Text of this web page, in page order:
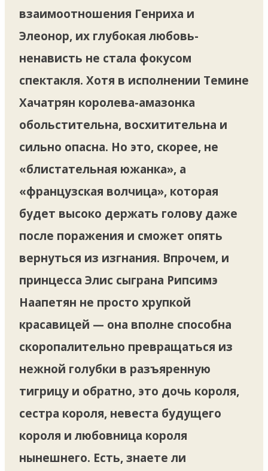
взаимоотношения Генриха и
Элеонор, их глубокая любовь-
ненависть не стала фокусом
спектакля. Хотя в исполнении Темине
Хачатрян королева-амазонка
обольстительна, восхитительна и
сильно опасна. Но это, скорее, не
«блистательная южанка», а
«французская волчица», которая
будет высоко держать голову даже
после поражения и сможет опять
вернуться из изгнания. Впрочем, и
принцесса Элис сыграна Рипсимэ
Наапетян не просто хрупкой
красавицей — она вполне способна
скоропалительно превращаться из
нежной голубки в разъяренную
тигрицу и обратно, это дочь короля,
сестра короля, невеста будущего
короля и любовница короля
нынешнего. Есть, знаете ли